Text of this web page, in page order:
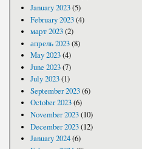
January 2023(5)
February 2023(4)
март 2023(2)
апрель 2023(8)
May 2023(4)
June 2023(7)
July 2023(1)
September 2023(6)
October 2023(6)
November 2023(10)
December 2023(12)
January 2024(6)